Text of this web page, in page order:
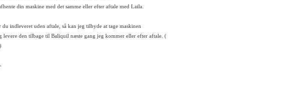
din maskine med det samme eller efter aftale med Laila.
indleveret uden aftale, så kan jeg tilbyde at tage maskinen
levere den tilbage til Baliquil næste gang jeg kommer eller efter aftale. (